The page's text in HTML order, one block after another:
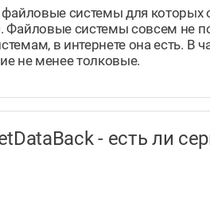
системы для которых
системы совсем не
в интернете она есть. В
не менее толковые.
- есть ли